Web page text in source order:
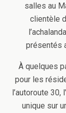
salles au
clientèle
présentés
À quelques
pour les
l’autoroute 30,
unique sur